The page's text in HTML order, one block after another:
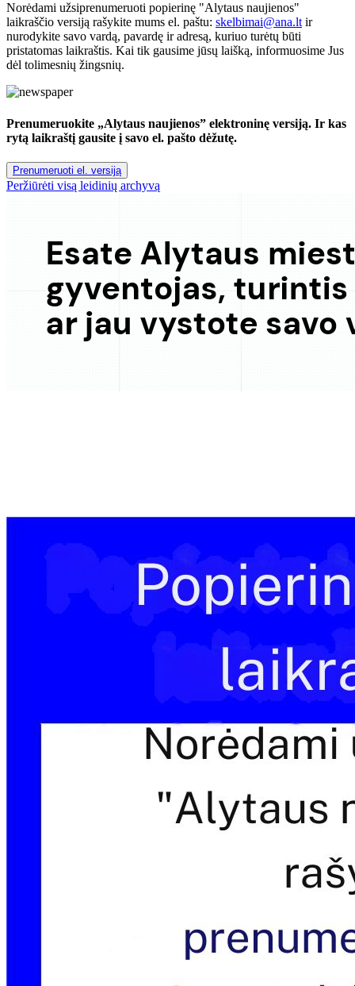
Norėdami užsiprenumeruoti popierinę "Alytaus naujienos"
laikraščio versiją rašykite mums el. paštu: skelbimai@ana.ltir
nurodykite savo vardą, pavardę ir adresą, kuriuo turėtų būti
pristatomas laikraštis. Kai tik gausime jūsų laišką, informuosime Jus
dėl tolimesnių žingsnių.
Prenumeruokite „Alytaus naujienos” elektroninę versiją. Ir kas
rytą laikraštį gausite į savo el. pašto dėžutę.
Prenumeruoti el. versiją
Peržiūrėti visą leidinių archyvą